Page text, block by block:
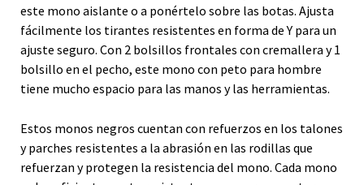
este mono aislante o a ponértelo sobre las botas. Ajusta
fácilmente los tirantes resistentes en forma de Y para un
ajuste seguro. Con 2 bolsillos frontales con cremallera y 1
bolsillo en el pecho, este mono con peto para hombre
tiene mucho espacio para las manos y las herramientas.
Estos monos negros cuentan con refuerzos en los talones
y parches resistentes a la abrasión en las rodillas que
refuerzan y protegen la resistencia del mono. Cada mono